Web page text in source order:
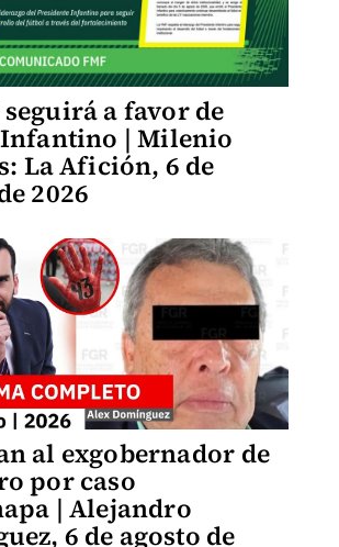
seguirá a favor de
| Milenio
La Afición, 6 de
2026
al exgobernador de
por caso
| Alejandro
6 de agosto de